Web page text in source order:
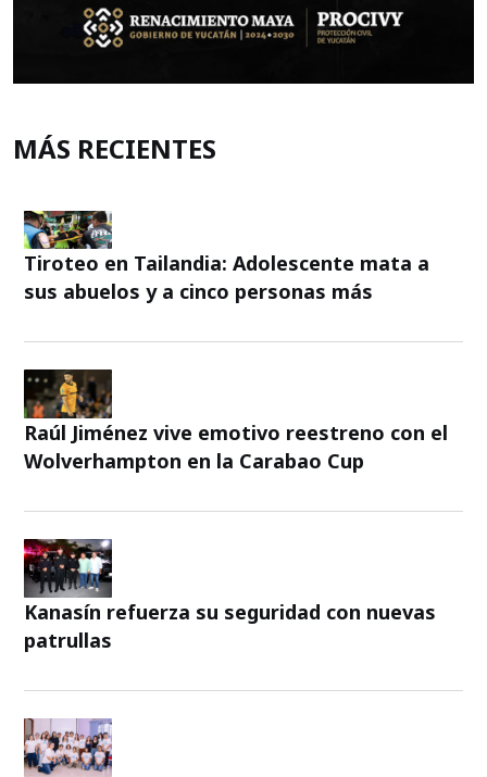
MÁS RECIENTES
Tiroteo en Tailandia: Adolescente mata a
sus abuelos y a cinco personas más
Raúl Jiménez vive emotivo reestreno con el
Wolverhampton en la Carabao Cup
Kanasín refuerza su seguridad con nuevas
patrullas